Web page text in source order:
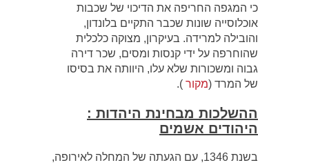
כי המגפה החריפה את הדיכוי של שכבות
אוכלוסייה שונות שכבר התקיים בלונדון,
והובילה למרידה. בעיקרון, מצוקה כלכלית
שהוחרפה על ידי קנסות ומסים, שכר דירה
גבוה ומשכורות שלא עלו, היוותה את בסיסו
מקור).
ההשלכות מבחינת היהדות :
היהודים אשמים
בשנת 1346, עם הגעתה של המחלה לאירופה,